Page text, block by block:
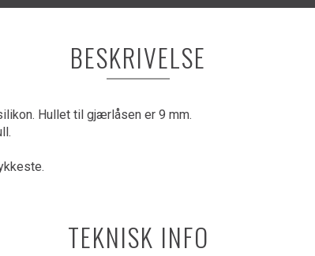
BESKRIVELSE
Hullet til gjærlåsen er 9 mm.
TEKNISK INFO